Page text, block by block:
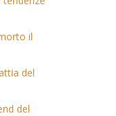
il
del
del